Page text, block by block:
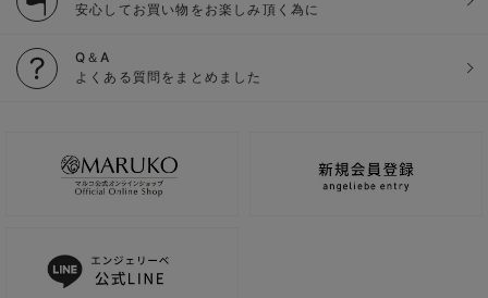
安心してお買い物をお楽しみ頂く為に
Q＆A
よくある質問をまとめました